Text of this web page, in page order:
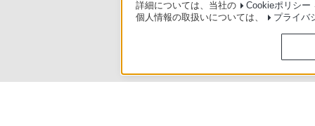
詳細については、当社の
Cookieポリシー
個人情報の取扱いについては、
プライバ